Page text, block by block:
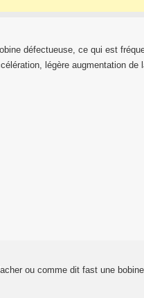
défectueuse, ce qui est
légère augmentation
ou comme dit fast une